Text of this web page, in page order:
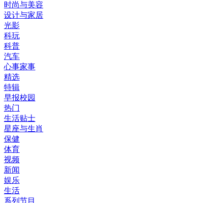
时尚与美容
设计与家居
光影
科玩
科普
汽车
心事家事
精选
特辑
早报校园
热门
生活贴士
星座与生肖
保健
体育
视频
新闻
娱乐
生活
系列节目